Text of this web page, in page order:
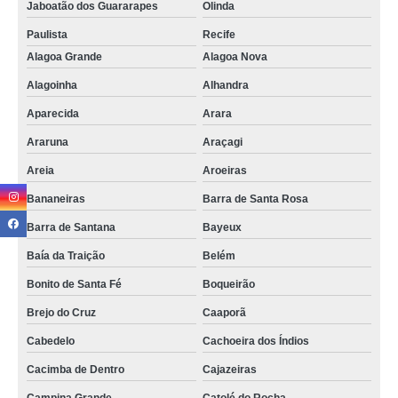
aluguel sala comercial Nova Floresta
serviço de aluguel de sala para consultório Caucaia
serviço de aluguel sala Pedras de Fogo
serviço de aluguel sala de reunião São Gonçalo do Amarante
aluguel de sala de reunião preços Natal
aluguel de sala comercial por dia preços Bonito de Santa Fé
aluguel de sala de reunião preços Serra Branca
serviço de aluguel de sala comercial Juripiranga
aluguel de sala para reunião preços Extremoz
serviço de aluguel de sala para consultório Alhandra
Jaboatão dos Guararapes Olinda
Paulista
Recife
Alagoa Grande
Alagoa Nova
Alagoinha Alhandra
Aparecida Arara
Araruna Araçagi
Areia Aroeiras
Bananeiras Barra de Santa Rosa
Barra de Santana Bayeux
Baía da Traição Belém
Bonito de Santa Fé Boqueirão
Brejo do Cruz Caaporã
Cabedelo Cachoeira dos Índios
Cacimba de Dentro Cajazeiras